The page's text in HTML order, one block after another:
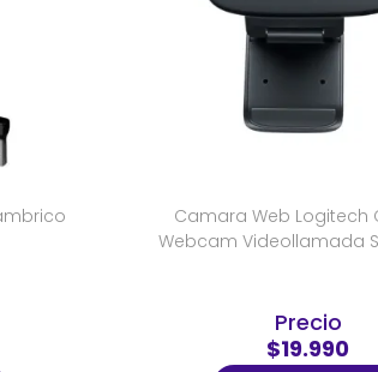
Camara Web Logitech
Webcam Videollamada
Precio
$19.990